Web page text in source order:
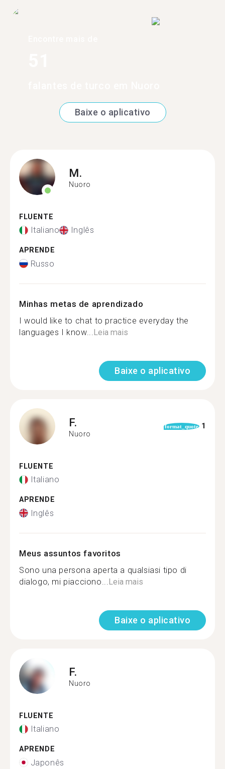
Baixe o aplicativo
M.
Nuoro
FLUENTE
Italiano Inglês
APRENDE
Russo
Minhas metas de aprendizado
I would like to chat to practice everyday the
languages I know... Leia mais
Baixe o aplicativo
F.
Nuoro
format_quote 1
FLUENTE
Italiano
APRENDE
Inglês
Meus assuntos favoritos
Sono una persona aperta a qualsiasi tipo di
dialogo, mi piacciono... Leia mais
Baixe o aplicativo
F.
Nuoro
FLUENTE
Italiano
APRENDE
Japonês